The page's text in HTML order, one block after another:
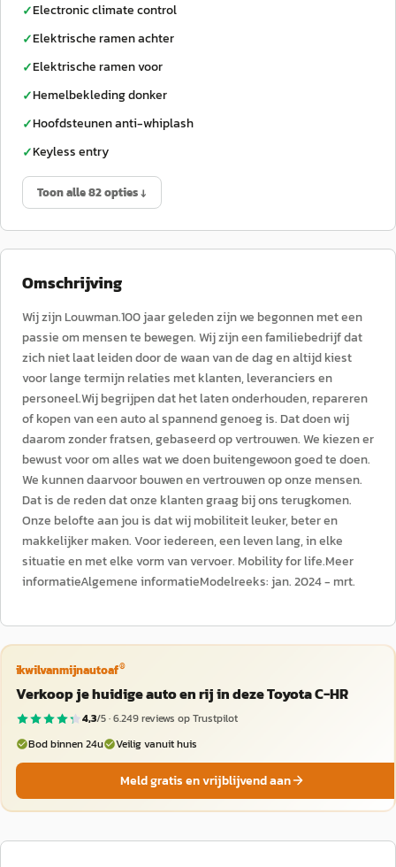
✓Electronic climate control
✓Elektrische ramen achter
✓Elektrische ramen voor
✓Hemelbekleding donker
✓Hoofdsteunen anti-whiplash
✓Keyless entry
Toon alle 82 opties ↓
Omschrijving
Wij zijn Louwman.100 jaar geleden zijn we begonnen met een
passie om mensen te bewegen. Wij zijn een familiebedrijf dat
zich niet laat leiden door de waan van de dag en altijd kiest
voor lange termijn relaties met klanten, leveranciers en
personeel.Wij begrijpen dat het laten onderhouden, repareren
of kopen van een auto al spannend genoeg is. Dat doen wij
daarom zonder fratsen, gebaseerd op vertrouwen. We kiezen er
bewust voor om alles wat we doen buitengewoon goed te doen.
We kunnen daarvoor bouwen en vertrouwen op onze mensen.
Dat is de reden dat onze klanten graag bij ons terugkomen.
Onze belofte aan jou is dat wij mobiliteit leuker, beter en
makkelijker maken. Voor iedereen, een leven lang, in elke
situatie en met elke vorm van vervoer. Mobility for life.Meer
informatieAlgemene informatieModelreeks: jan. 2024 - mrt.
ikwilvanmijnautoaf®
Verkoop je huidige auto en rij in deze Toyota C-HR
4,3/5 ·6.249reviews op Trustpilot
Bod binnen 24u
Veilig vanuit huis
Meld gratis en vrijblijvend aan